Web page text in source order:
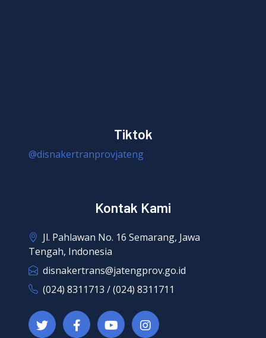
Tiktok
@disnakertranprovjateng
Kontak Kami
Jl. Pahlawan No. 16 Semarang, Jawa
Tengah, Indonesia
disnakertrans@jatengprov.go.id
(024) 8311713 / (024) 8311711